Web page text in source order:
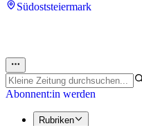
Südoststeiermark
Abonnent:in werden
Rubriken